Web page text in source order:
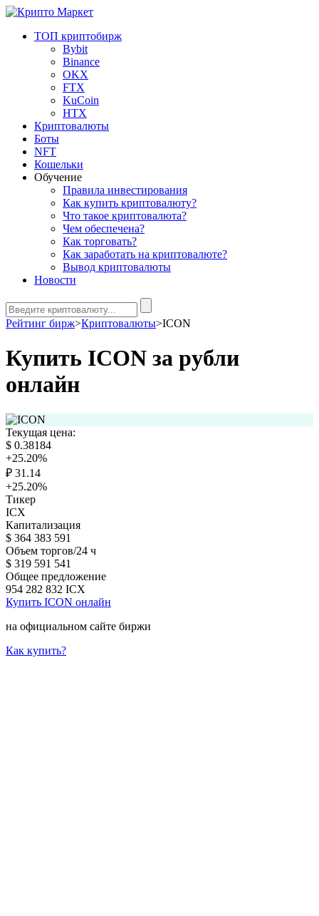
ТОП криптобирж
Bybit
Binance
OKX
FTX
KuCoin
HTX
Криптовалюты
Боты
NFT
Кошельки
Обучение
Правила инвестирования
Как купить криптовалюту?
Что такое криптовалюта?
Чем обеспечена?
Как торговать?
Как заработать на криптовалюте?
Вывод криптовалюты
Новости
Рейтинг бирж>Криптовалюты>ICON
Купить ICON за рубли
онлайн
Текущая цена:
$ 0.38184
+25.20%
₽ 31.14
+25.20%
Тикер
ICX
Капитализация
$ 364 383 591
Объем торгов/24 ч
$ 319 591 541
Общее предложение
954 282 832 ICX
Купить ICON онлайн
на официальном сайте биржи
Как купить?